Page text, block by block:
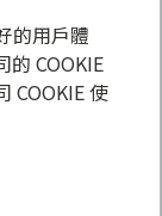
務，也未與代辦
體信用卡，請提
安心。總費用年
作商家提供之商
Finance
的用戶體
的 COOKIE
COOKIE 使